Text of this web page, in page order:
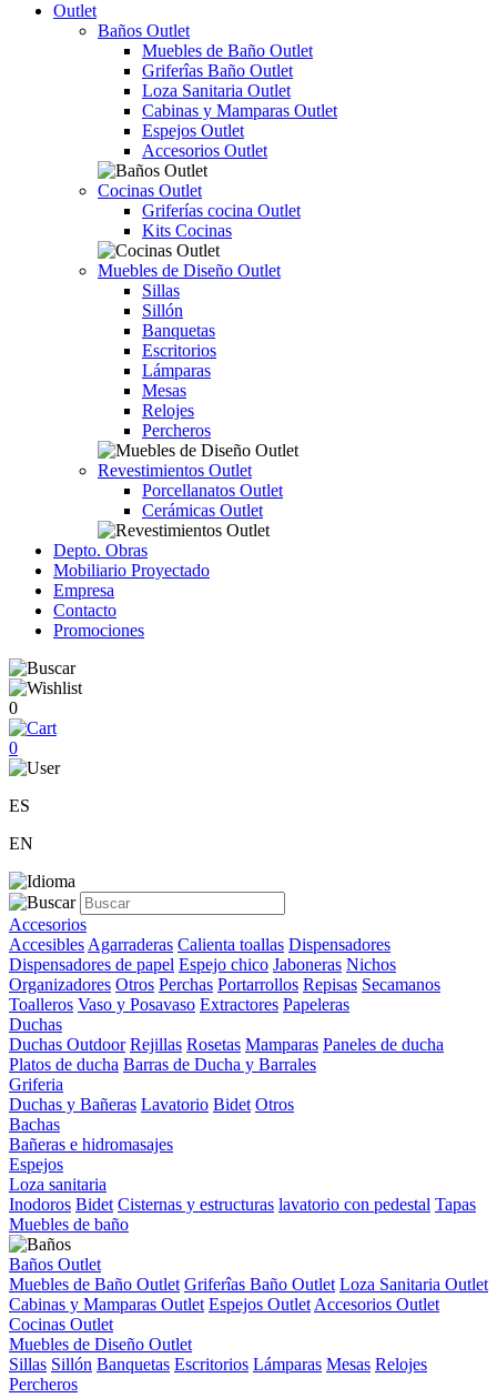
Outlet
Baños Outlet
Muebles de Baño Outlet
Griferîas Baño Outlet
Loza Sanitaria Outlet
Cabinas y Mamparas Outlet
Espejos Outlet
Accesorios Outlet
Cocinas Outlet
Griferías cocina Outlet
Kits Cocinas
Muebles de Diseño Outlet
Sillas
Sillón
Banquetas
Escritorios
Lámparas
Mesas
Relojes
Percheros
Revestimientos Outlet
Porcellanatos Outlet
Cerámicas Outlet
Depto. Obras
Mobiliario Proyectado
Empresa
Contacto
Promociones
0
0
ES
EN
Accesorios
Accesibles Agarraderas Calienta toallas Dispensadores
Dispensadores de papel Espejo chico Jaboneras Nichos
Organizadores Otros Perchas Portarrollos Repisas Secamanos
Toalleros Vaso y Posavaso Extractores Papeleras
Duchas
Duchas Outdoor Rejillas Rosetas Mamparas Paneles de ducha
Platos de ducha Barras de Ducha y Barrales
Griferia
Duchas y Bañeras Lavatorio Bidet Otros
Bachas
Bañeras e hidromasajes
Espejos
Loza sanitaria
Inodoros Bidet Cisternas y estructuras lavatorio con pedestal Tapas
Muebles de baño
Baños Outlet
Muebles de Baño Outlet Griferîas Baño Outlet Loza Sanitaria Outlet
Cabinas y Mamparas Outlet Espejos Outlet Accesorios Outlet
Cocinas Outlet
Muebles de Diseño Outlet
Sillas Sillón Banquetas Escritorios Lámparas Mesas Relojes
Percheros